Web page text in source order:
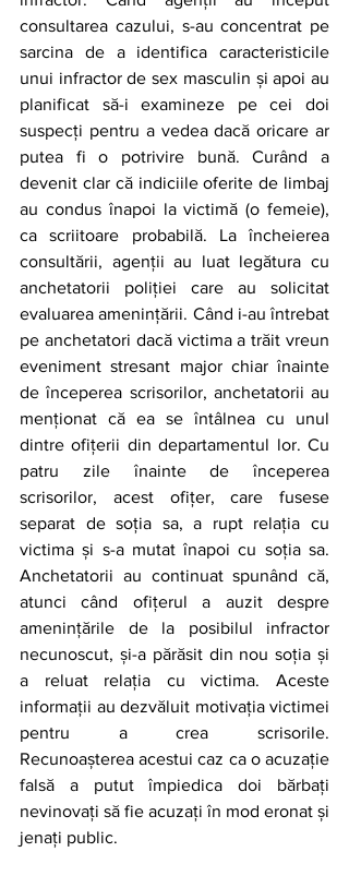
consultarea cazului, s-au concentrat pe
sarcina de a identifica caracteristicile
unui infractor de sex masculin și apoi au
planificat să-i examineze pe cei doi
suspecți pentru a vedea dacă oricare ar
putea fi o potrivire bună. Curând a
devenit clar că indiciile oferite de limbaj
au condus înapoi la victimă (o femeie),
ca scriitoare probabilă. La încheierea
consultării, agenții au luat legătura cu
anchetatorii poliției care au solicitat
evaluarea amenințării. Când i-au întrebat
pe anchetatori dacă victima a trăit vreun
eveniment stresant major chiar înainte
de începerea scrisorilor, anchetatorii au
menționat că ea se întâlnea cu unul
dintre ofițerii din departamentul lor. Cu
patru zile înainte de începerea
scrisorilor, acest ofițer, care fusese
separat de soția sa, a rupt relația cu
victima și s-a mutat înapoi cu soția sa.
Anchetatorii au continuat spunând că,
atunci când ofițerul a auzit despre
amenințările de la posibilul infractor
necunoscut, și-a părăsit din nou soția și
a reluat relația cu victima. Aceste
informații au dezvăluit motivația victimei
pentru a crea scrisorile.
Recunoașterea acestui caz ca o acuzație
falsă a putut împiedica doi bărbați
nevinovați să fie acuzați în mod eronat și
jenați public.